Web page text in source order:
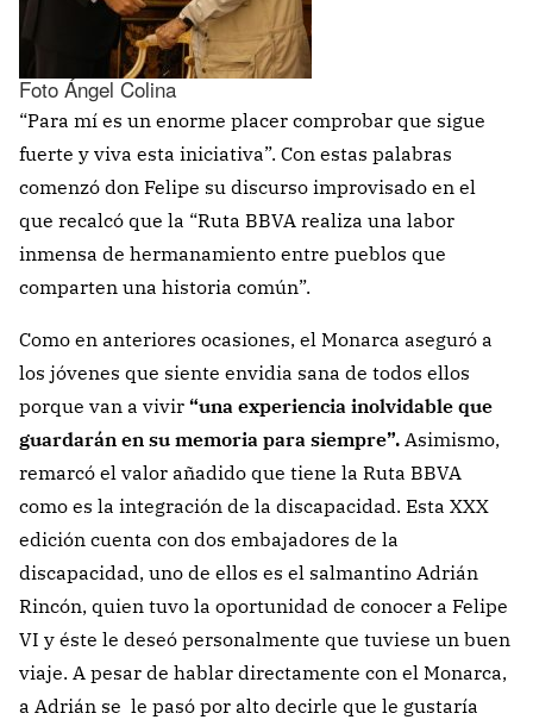
Foto Ángel Colina
“Para mí es un enorme placer comprobar que sigue
fuerte y viva esta iniciativa”. Con estas palabras
comenzó don Felipe su discurso improvisado en el
que recalcó que la “Ruta BBVA realiza una labor
inmensa de hermanamiento entre pueblos que
comparten una historia común”.
Como en anteriores ocasiones, el Monarca aseguró a
los jóvenes que siente envidia sana de todos ellos
porque van a vivir “una experiencia inolvidable que
guardarán en su memoria para siempre”. Asimismo,
remarcó el valor añadido que tiene la Ruta BBVA
como es la integración de la discapacidad. Esta XXX
edición cuenta con dos embajadores de la
discapacidad, uno de ellos es el salmantino Adrián
Rincón, quien tuvo la oportunidad de conocer a Felipe
VI y éste le deseó personalmente que tuviese un buen
viaje. A pesar de hablar directamente con el Monarca,
a Adrián se le pasó por alto decirle que le gustaría